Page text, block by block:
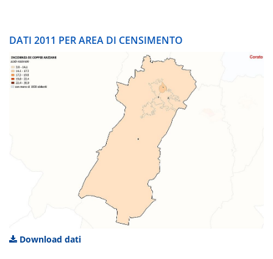
DATI 2011 PER AREA DI CENSIMENTO
Download dati